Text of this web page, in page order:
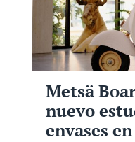
Metsä
nuevo
envases